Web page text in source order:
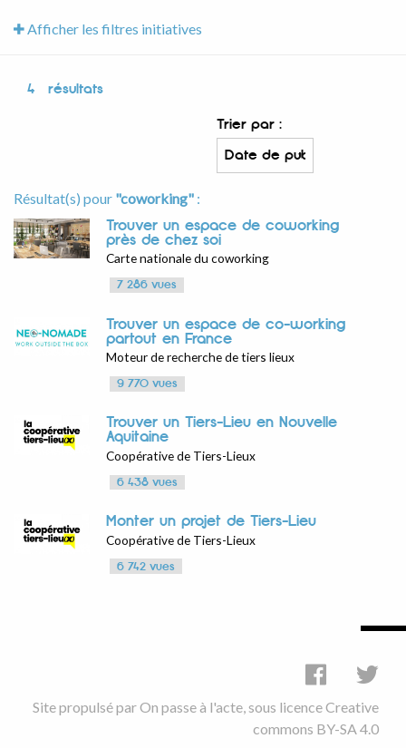
Afficher les filtres initiatives
4 résultats
Trier par :
Résultat(s) pour "coworking" :
Trouver un espace de coworking
près de chez soi
Carte nationale du coworking
7 286 vues
Trouver un espace de co-working
partout en France
Moteur de recherche de tiers lieux
9 770 vues
Trouver un Tiers-Lieu en Nouvelle
Aquitaine
Coopérative de Tiers-Lieux
6 438 vues
Monter un projet de Tiers-Lieu
Coopérative de Tiers-Lieux
6 742 vues
Site propulsé parOn passe à l'acte, sous licenceCreative
commons BY-SA 4.0